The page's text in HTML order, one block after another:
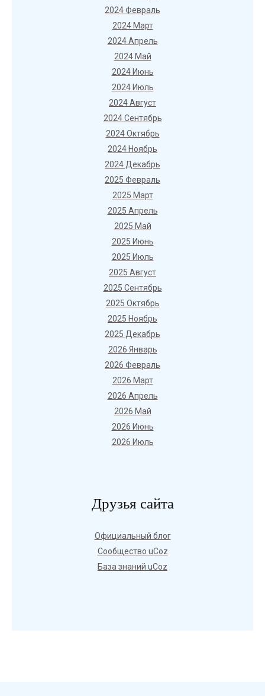
2024 Февраль
2024 Март
2024 Апрель
2024 Май
2024 Июнь
2024 Июль
2024 Август
2024 Сентябрь
2024 Октябрь
2024 Ноябрь
2024 Декабрь
2025 Февраль
2025 Март
2025 Апрель
2025 Май
2025 Июнь
2025 Июль
2025 Август
2025 Сентябрь
2025 Октябрь
2025 Ноябрь
2025 Декабрь
2026 Январь
2026 Февраль
2026 Март
2026 Апрель
2026 Май
2026 Июнь
2026 Июль
Друзья сайта
Официальный блог
Сообщество uCoz
База знаний uCoz